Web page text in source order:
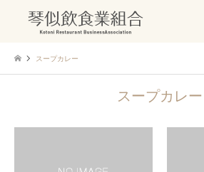
スープカレー
スープカレー